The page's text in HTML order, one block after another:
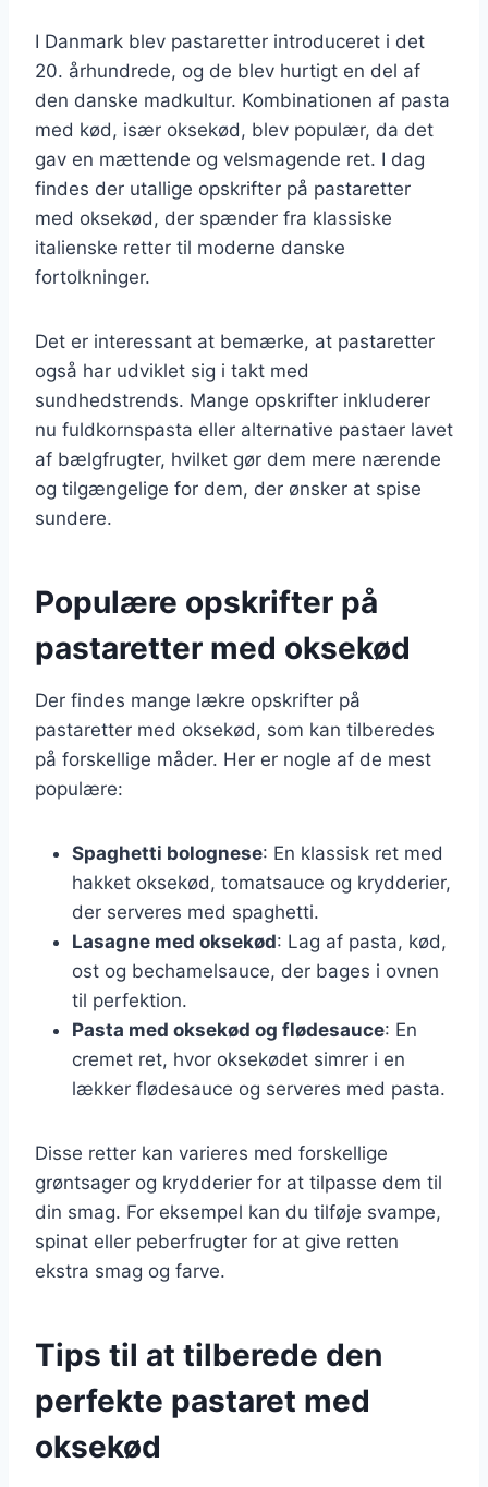
I Danmark blev pastaretter introduceret i det
20. århundrede, og de blev hurtigt en del af
den danske madkultur. Kombinationen af pasta
med kød, især oksekød, blev populær, da det
gav en mættende og velsmagende ret. I dag
findes der utallige opskrifter på pastaretter
med oksekød, der spænder fra klassiske
italienske retter til moderne danske
fortolkninger.
Det er interessant at bemærke, at pastaretter
også har udviklet sig i takt med
sundhedstrends. Mange opskrifter inkluderer
nu fuldkornspasta eller alternative pastaer lavet
af bælgfrugter, hvilket gør dem mere nærende
og tilgængelige for dem, der ønsker at spise
sundere.
Populære opskrifter på
pastaretter med oksekød
Der findes mange lækre opskrifter på
pastaretter med oksekød, som kan tilberedes
på forskellige måder. Her er nogle af de mest
populære:
Spaghetti bolognese: En klassisk ret med
hakket oksekød, tomatsauce og krydderier,
der serveres med spaghetti.
Lasagne med oksekød: Lag af pasta, kød,
ost og bechamelsauce, der bages i ovnen
til perfektion.
Pasta med oksekød og flødesauce: En
cremet ret, hvor oksekødet simrer i en
lækker flødesauce og serveres med pasta.
Disse retter kan varieres med forskellige
grøntsager og krydderier for at tilpasse dem til
din smag. For eksempel kan du tilføje svampe,
spinat eller peberfrugter for at give retten
ekstra smag og farve.
Tips til at tilberede den
perfekte pastaret med
oksekød